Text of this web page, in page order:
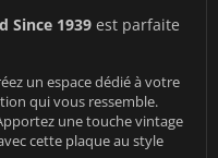
Since 1939 est parfaite
un espace dédié à votre
qui vous ressemble.
une touche vintage
cette plaque au style